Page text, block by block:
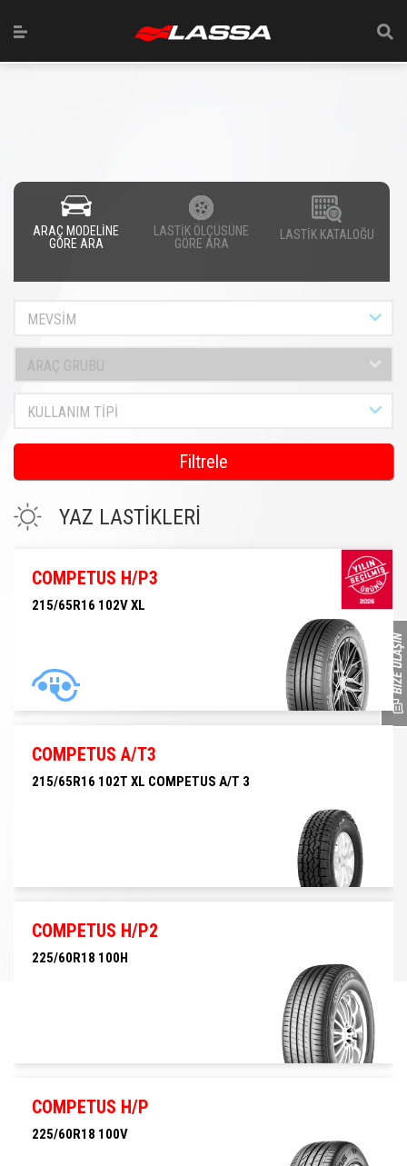
ARAÇ MODELİNE
GÖRE ARA
LASTİK ÖLÇÜSÜNE
GÖRE ARA
LASTİK KATALOĞU
MEVSİM
ARAÇ GRUBU
KULLANIM TİPİ
Filtrele
YAZ LASTİKLERİ
COMPETUS H/P3
215/65R16 102V XL
COMPETUS A/T3
215/65R16 102T XL COMPETUS A/T 3
COMPETUS H/P2
225/60R18 100H
COMPETUS H/P
225/60R18 100V